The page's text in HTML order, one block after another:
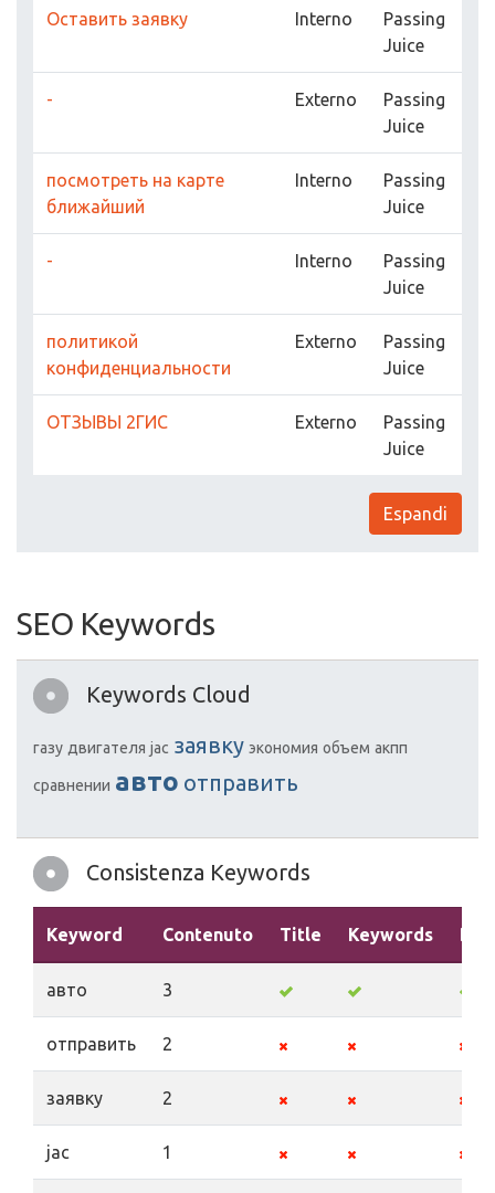
Оставить заявку Interno
Passing
Juice
- Externo
Passing
Juice
посмотреть на карте
ближайший
Interno
Passing
Juice
- Interno
Passing
Juice
политикой
конфиденциальности
Externo
Passing
Juice
ОТЗЫВЫ 2ГИС Externo
Passing
Juice
Espandi
SEO Keywords
Keywords Cloud
газу двигателя jac заявку экономия объем акпп
сравнении авто отправить
Consistenza Keywords
Keyword Contenuto Title Keywords
авто 3
отправить 2
заявку 2
jac 1